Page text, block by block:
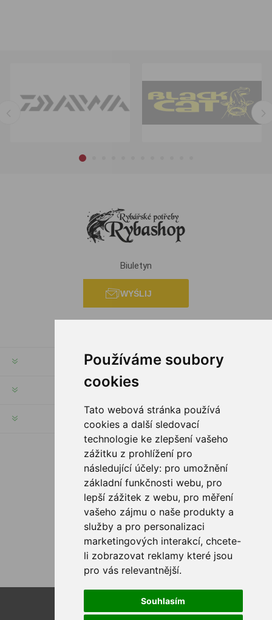
Používáme soubory
cookies
Tato webová stránka používá
cookies a další sledovací
technologie ke zlepšení vašeho
zážitku z prohlížení pro
následující účely: pro umožnění
základní funkčnosti webu, pro
lepší zážitek z webu, pro měření
vašeho zájmu o naše produkty a
služby a pro personalizaci
marketingových interakcí, chcete-
li zobrazovat reklamy které jsou
pro vás relevantnější.
Souhlasím
Biuletyn
WYŚLIJ
INFORMACJE
MOJE KONTO
SERWIS KLIENTA
PODĄŻAJ ZA NAMI
OPCJE PŁATNOŚCI
Powered bynopCommerce